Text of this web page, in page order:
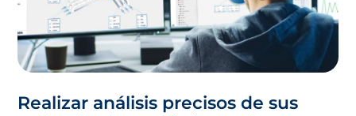
Realizar análisis precisos de sus